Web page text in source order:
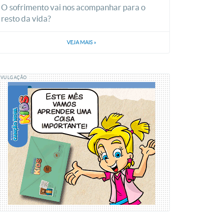
O sofrimento vai nos acompanhar para o
resto da vida?
VEJA MAIS »